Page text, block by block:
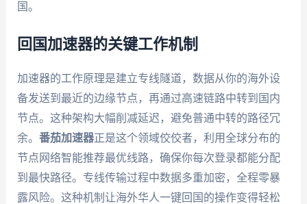
国。
回国加速器的关键工作机制
加速器的工作原理是建立专线隧道，数据从你的海外设
备发送到最近的边缘节点，再通过高速链路中转到国内
节点。这种架构大幅削减延迟，避免普通中转的路径冗
余。 番茄加速器正是这个领域佼佼者，利用全球分布的
节点网络智能推荐最优线路，确保你每次登录都能分配
到最快路径。专线传输过程中数据多重加密，全程零暴
露风险。这种机制让海外华人一键回国的操作变得轻松